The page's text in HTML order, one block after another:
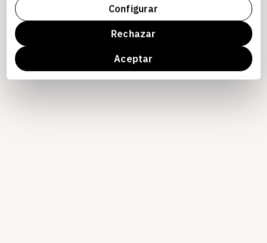
Configurar
Rechazar
Aceptar